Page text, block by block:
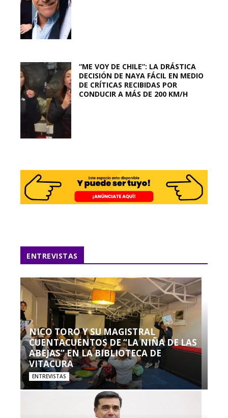
“ME VOY DE CHILE”: LA DRÁSTICA
DECISIÓN DE NAYA FÁCIL EN MEDIO
DE CRÍTICAS RECIBIDAS POR
CONDUCIR A MÁS DE 200 KM/H
ENTREVISTAS
NICO TORO Y SU MAGISTRAL
CUENTACUENTOS DE “LA NIÑA DE LAS
ABEJAS” EN LA BIBLIOTECA DE
VITACURA
ENTREVISTAS